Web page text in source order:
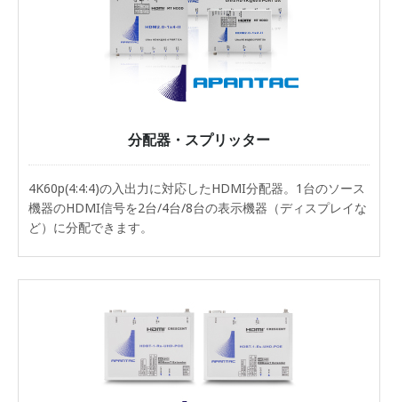
分配器・スプリッター
4K60p(4:4:4)の入出力に対応したHDMI分配器。1台のソース
機器のHDMI信号を2台/4台/8台の表示機器（ディスプレイな
ど）に分配できます。